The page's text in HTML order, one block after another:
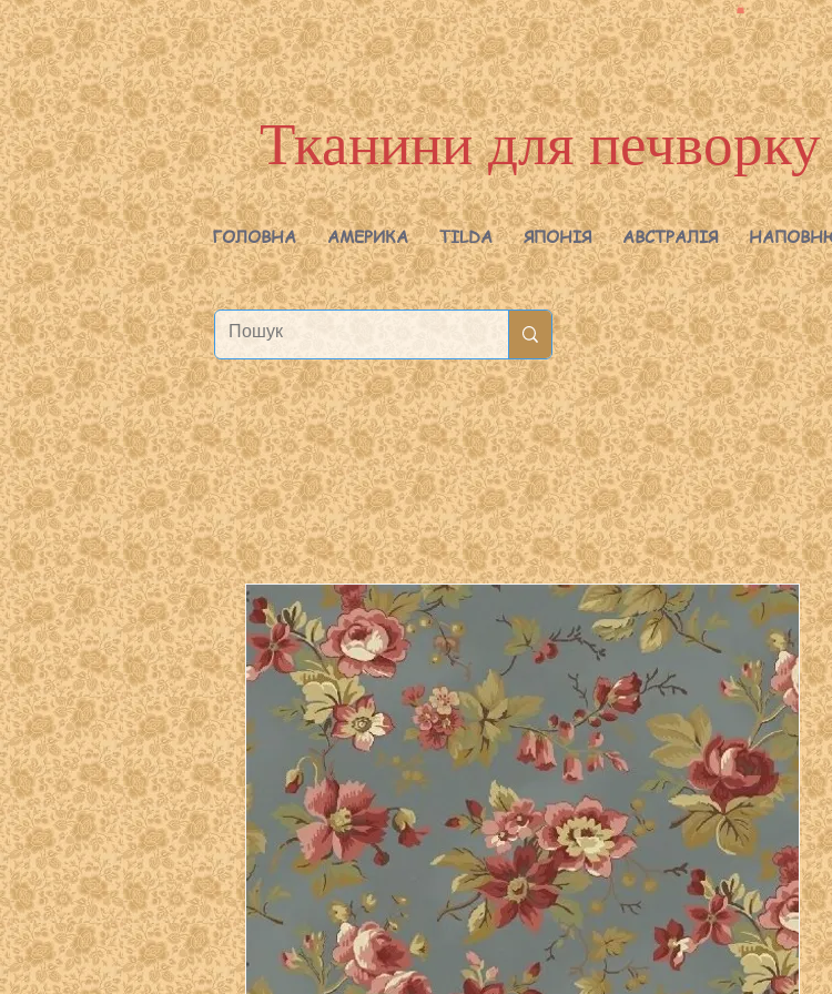
Тканини для печворку
ГОЛОВНА АМЕРИКА TILDA ЯПОНІЯ АВСТРАЛІЯ